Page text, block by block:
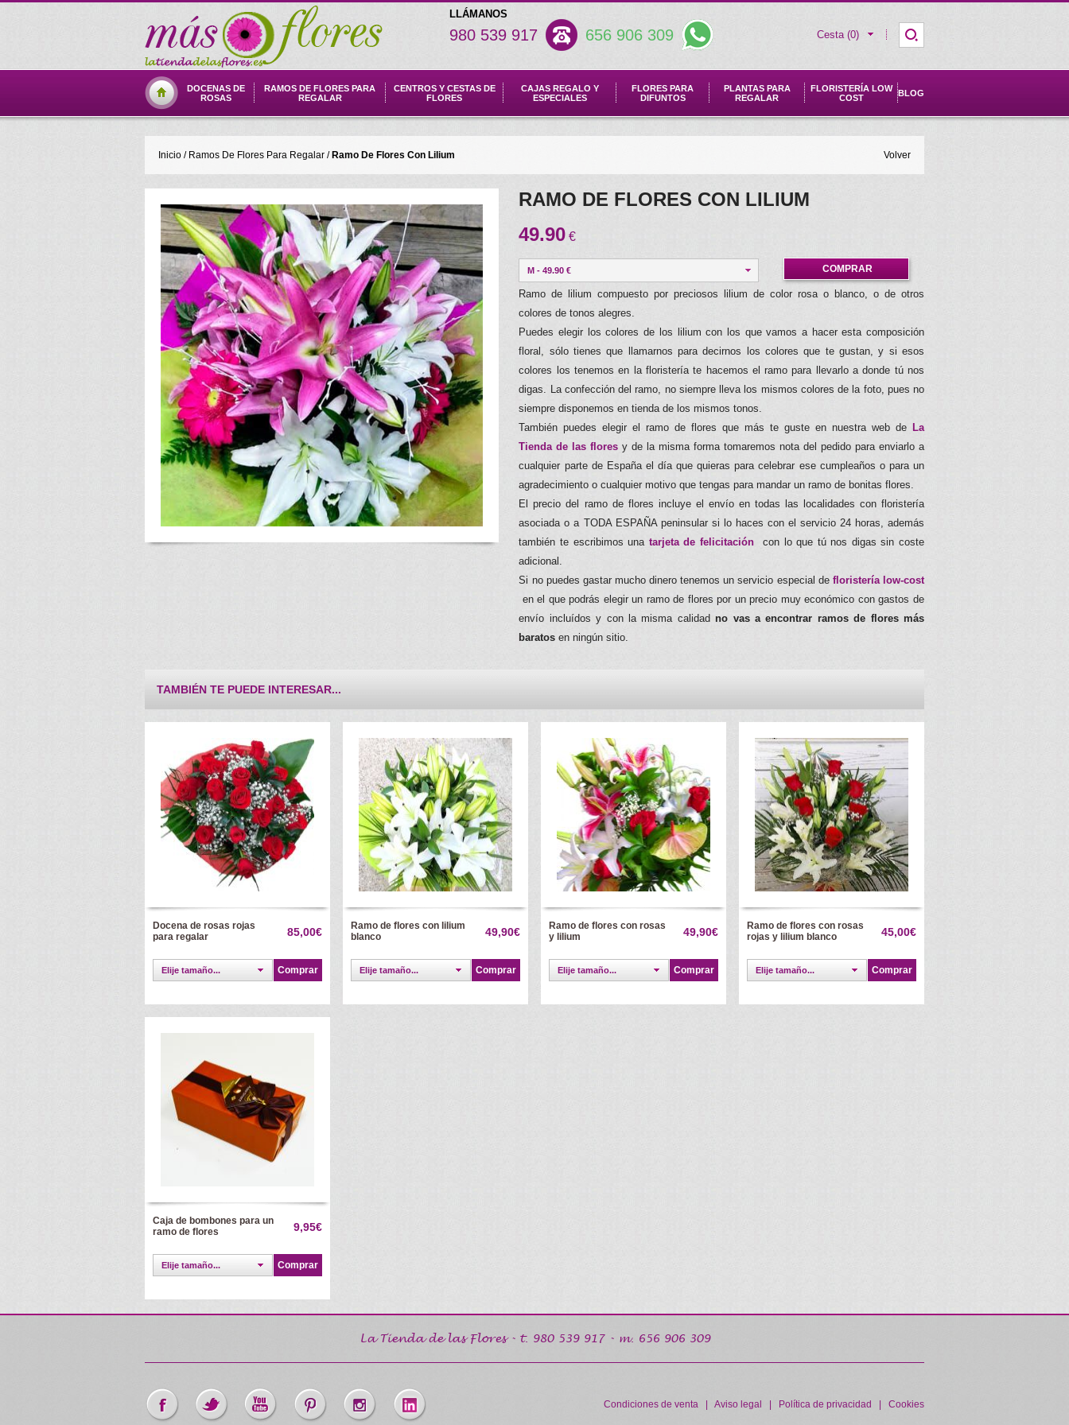
LLÁMANOS
980 539 917 656 906 309 Cesta (0)
DOCENAS DE
ROSAS
RAMOS DE FLORES PARA
REGALAR
CENTROS Y CESTAS DE
FLORES
CAJAS REGALO Y
ESPECIALES
FLORES PARA
DIFUNTOS
PLANTAS PARA
REGALAR
FLORISTERÍA LOW
COST
BLOG
Inicio / Ramos De Flores Para Regalar / Ramo De Flores Con Lilium Volver
RAMO DE FLORES CON LILIUM
49.90 €
M - 49.90 € COMPRAR
Ramo de lilium compuesto por preciosos lilium de color rosa o blanco, o de otros
colores de tonos alegres.
Puedes elegir los colores de los lilium con los que vamos a hacer esta composición
floral, sólo tienes que llamarnos para decirnos los colores que te gustan, y si esos
colores los tenemos en la floristería te hacemos el ramo para llevarlo a donde tú nos
digas. La confección del ramo, no siempre lleva los mismos colores de la foto, pues no
siempre disponemos en tienda de los mismos tonos.
También puedes elegir el ramo de flores que más te guste en nuestra web de La
Tienda de las flores y de la misma forma tomaremos nota del pedido para enviarlo a
cualquier parte de España el día que quieras para celebrar ese cumpleaños o para un
agradecimiento o cualquier motivo que tengas para mandar un ramo de bonitas flores.
El precio del ramo de flores incluye el envío en todas las localidades con floristería
asociada o a TODA ESPAÑA peninsular si lo haces con el servicio 24 horas, además
también te escribimos una tarjeta de felicitacióncon lo que tú nos digas sin coste
adicional.
Si no puedes gastar mucho dinero tenemos un servicio especial de floristería low-cost
en el que podrás elegir un ramo de flores por un precio muy económico con gastos de
envío incluídos y con la misma calidadno vas a encontrar ramos de flores más
baratos en ningún sitio.
TAMBIÉN TE PUEDE INTERESAR...
Docena de rosas rojas
para regalar
85,00€
Elije tamaño... Comprar
Ramo de flores con lilium
blanco
49,90€
Elije tamaño... Comprar
Ramo de flores con rosas
y lilium
49,90€
Elije tamaño... Comprar
Ramo de flores con rosas
rojas y lilium blanco
45,00€
Elije tamaño... Comprar
Caja de bombones para un
ramo de flores
9,95€
Elije tamaño... Comprar
La Tienda de las Flores- t. 980 539 917- m. 656 906 309
Condiciones de venta Aviso legal Política de privacidad Cookies